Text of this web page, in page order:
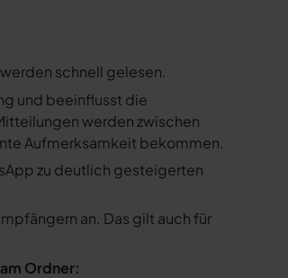
schnell gelesen.
und beeinflusst die
werden zwischen
Aufmerksamkeit bekommen.
zu deutlich gesteigerten
an. Das gilt auch für
Ordner: